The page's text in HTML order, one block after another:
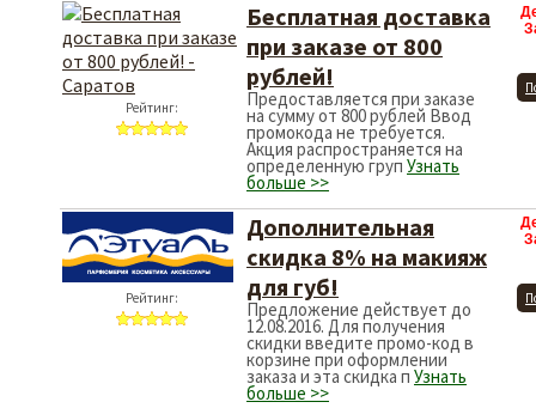
Рейтинг:
Бесплатная доставка
при заказе от 800
рублей!
Предоставляется при заказе
на сумму от 800 рублей Ввод
промокода не требуется.
Акция распространяется на
определенную груп Узнать
больше >>
Рейтинг:
Дополнительная
скидка 8% на макияж
для губ!
Предложение действует до
12.08.2016. Для получения
скидки введите промо-код в
корзине при оформлении
заказа и эта скидка п Узнать
больше >>